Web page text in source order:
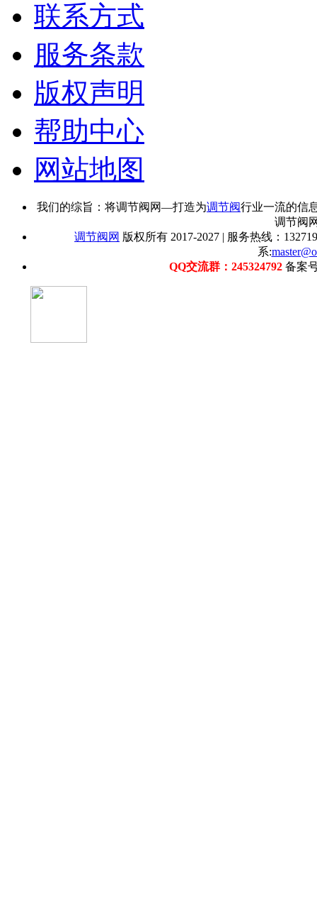
联系方式
服务条款
版权声明
帮助中心
网站地图
我们的综旨：将调节阀网—打造为调节阀行业一流的信
调节阀
调节阀网 版权所有 2017-2027 | 服务热线：
系:
QQ交流群：245324792 备案